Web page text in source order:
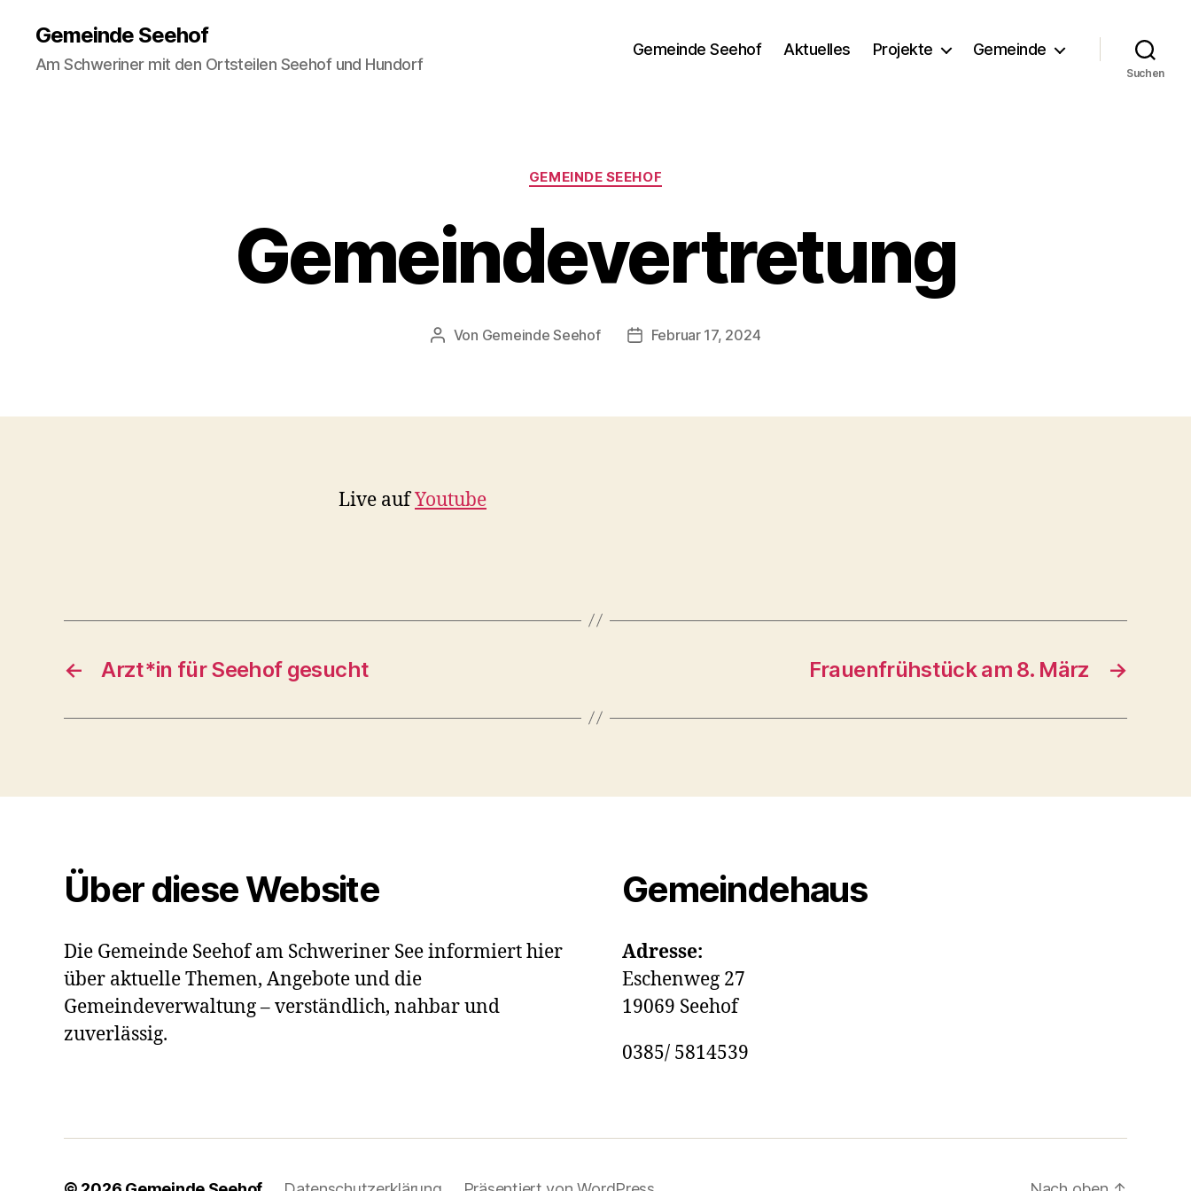
Gemeinde Seehof
Am Schweriner mit den Ortsteilen Seehof und Hundorf
Gemeinde Seehof Aktuelles Projekte Gemeinde
Suchen
Kategorien
GEMEINDE SEEHOF
Gemeindevertretung
Beitragsautor
Von Gemeinde Seehof Veröffentlichungsdatum
Februar 17, 2024
Live aufYoutube
← Arzt*in für Seehof gesucht →
Frauenfrühstück am 8. März
Über diese Website
Die Gemeinde Seehof am Schweriner See informiert hier
über aktuelle Themen, Angebote und die
Gemeindeverwaltung – verständlich, nahbar und
zuverlässig.
Gemeindehaus
Adresse:
Eschenweg 27
19069 Seehof
0385/ 5814539